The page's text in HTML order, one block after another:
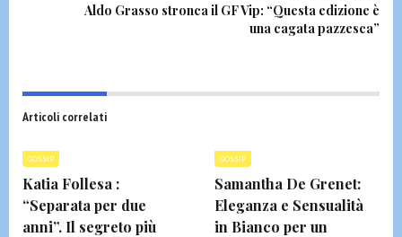
Aldo Grasso stronca il GF Vip: “Questa edizione è
una cagata pazzesca”
Articoli correlati
GOSSIP
Katia Follesa :
“Separata per due
anni”. Il segreto più
GOSSIP
Samantha De Grenet:
Eleganza e Sensualità
in Bianco per un